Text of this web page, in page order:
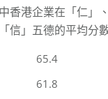
香港企業在「仁」
信」五德的平均分
65.4
61.8